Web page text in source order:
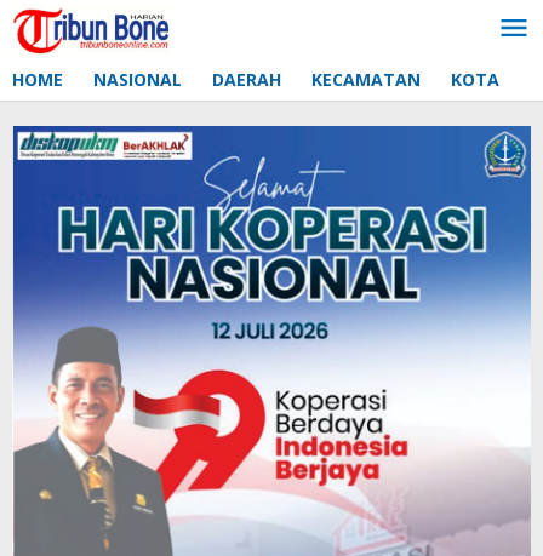
Lewati
ke
HOME NASIONAL DAERAH KECAMATAN KOTA